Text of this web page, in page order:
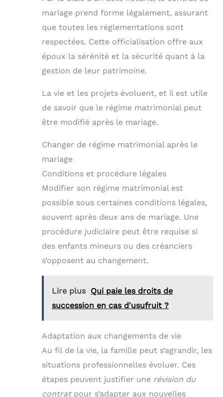
mariage prend forme légalement, assurant
que toutes les réglementations sont
respectées. Cette officialisation offre aux
époux la sérénité et la sécurité quant à la
gestion de leur patrimoine.
La vie et les projets évoluent, et il est utile
de savoir que le régime matrimonial peut
être modifié après le mariage.
Changer de régime matrimonial après le
mariage
Conditions et procédure légales
Modifier son régime matrimonial est
possible sous certaines conditions légales,
souvent après deux ans de mariage. Une
procédure judiciaire peut être requise si
des enfants mineurs ou des créanciers
s’opposent au changement.
Lire plus Qui paie les droits de
succession en cas d'usufruit ?
Adaptation aux changements de vie
Au fil de la vie, la famille peut s’agrandir, les
situations professionnelles évoluer. Ces
étapes peuvent justifier une révision du
contratpour s’adapter aux nouvelles